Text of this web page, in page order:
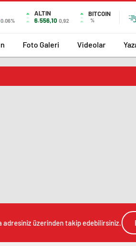
0.06%
ALTIN
6.556,10 0,92
BITCOIN
%
Foto Galeri Videolar
üzerinden takip edebilirsiniz.